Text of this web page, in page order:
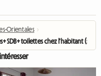
Orientales ›
chez l'habitant